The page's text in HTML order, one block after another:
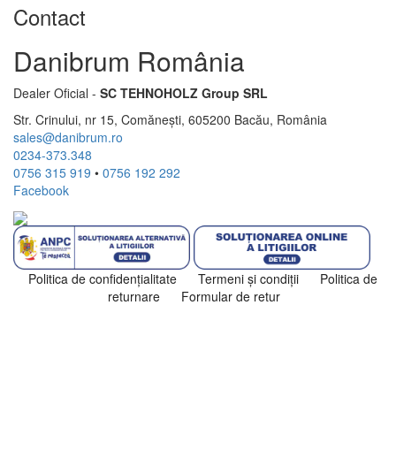
Contact
Danibrum România
Dealer Oficial - SC TEHNOHOLZ Group SRL
Str. Crinului, nr 15, Comănești, 605200 Bacău, România
sales@danibrum.ro
0234-373.348
0756 315 919 • 0756 192 292
Facebook
Politica de confidenţialitate Termeni şi condiţii
Politica de
returnare
Formular de retur